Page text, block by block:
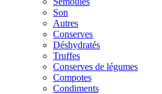
Son
Autres
Conserves
Déshydratés
Truffes
Conserves de légumes
Compotes
Condiments